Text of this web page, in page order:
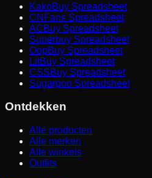
KakoBuy Spreadsheet
CNFans Spreadsheet
ACBuy Spreadsheet
Superbuy Spreadsheet
OopBuy Spreadsheet
LitBuy Spreadsheet
CSSBuy Spreadsheet
Sugargoo Spreadsheet
Ontdekken
Alle producten
Alle merken
Alle winkels
Outfits